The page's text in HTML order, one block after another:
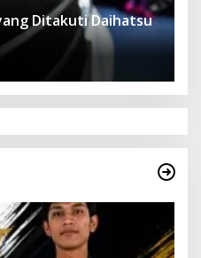
Ditakuti Daihatsu